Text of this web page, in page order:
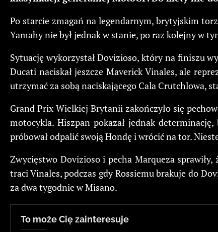
Po starcie zmagań na legendarnym, brytyjskim
Yamahy nie był jednak w stanie, po raz kolejny w
Sytuację wykorzystał Dovizioso, który na finiszu
Ducati naciskał jeszcze Maverick Vinales, ale
utrzymać za sobą naciskającego Cala Crutchlowa,
Grand Prix Wielkiej Brytanii zakończyło się
motocykla. Hiszpan pokazał jednak
próbował odpalić swoją Hondę i wrócić na tor.
Zwycięstwo Dovizioso i pecha Marqueza
traci Vinales, podczas gdy Rossiemu brakuje do
za dwa tygodnie w Misano.
To może Cię zainteresuje